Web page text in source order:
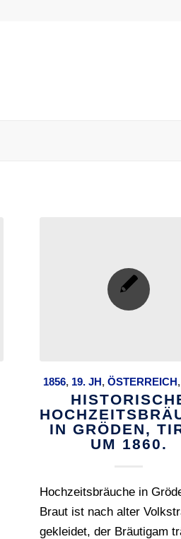
1856, 19. JH, ÖSTERREICH,
IN GRÖDEN,
UM 1860.
Hochzeitsbräuche in
Braut ist nach alter
gekleidet, der Bräutigam